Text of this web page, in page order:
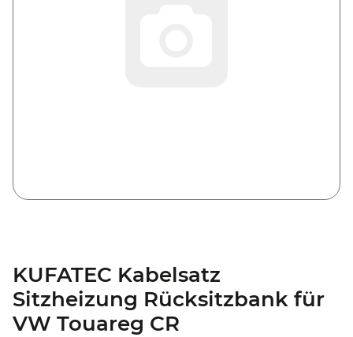
KUFATEC Kabelsatz
Sitzheizung Rücksitzbank für
VW Touareg CR